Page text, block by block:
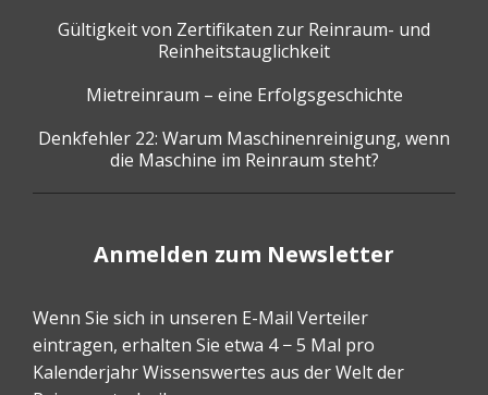
Gültigkeit von Zertifikaten zur Reinraum- und
Reinheitstauglichkeit
Mietreinraum – eine Erfolgsgeschichte
Denkfehler 22: Warum Maschinenreinigung, wenn
die Maschine im Reinraum steht?
Anmelden zum Newsletter
Wenn Sie sich in unseren E-Mail Verteiler
eintragen, erhalten Sie etwa 4 − 5 Mal pro
Kalenderjahr Wissenswertes aus der Welt der